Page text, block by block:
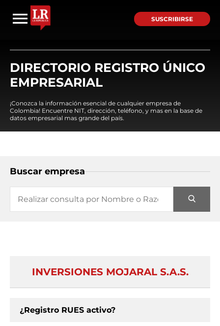
SUSCRIBIRSE
DIRECTORIO REGISTRO ÚNICO
EMPRESARIAL
¡Conozca la información esencial de cualquier empresa de
Colombia! Encuentre NIT, dirección, teléfono, y mas en la base de
datos empresarial mas grande del país.
Buscar empresa
INVERSIONES MOJARAL S.A.S.
¿Registro RUES activo?